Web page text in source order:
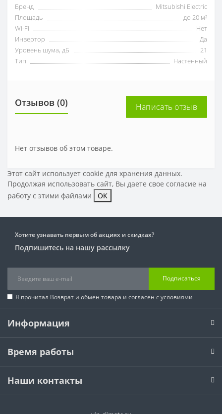
Бренд
Mitsubishi Electric
Площадь
до 20 м²
Wi-Fi
Нет
Инвертор
Да
Уровень шума, дБ
21
Тип
Настенный
Отзывов (0) Написать отзыв
Нет отзывов об этом товаре.
Этот сайт использует cookie для хранения данных.
Продолжая использовать сайт, Вы даете свое согласие на
работу с этими файлами
OK
Хотите узнавать первым об акциях и скидках?
Подпишитесь на нашу рассылку
Подписаться
Я прочитал Возврат и обмен товара и согласен с условиями
Информация
Время работы
Наши контакты